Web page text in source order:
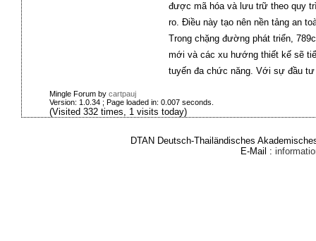
được mã hóa và lưu trữ theo quy
ro. Điều này tạo nên nền tảng an
Trong chặng đường phát triển,
mới và các xu hướng thiết kế sẽ
tuyến đa chức năng. Với sự đầu tư
Mingle Forum by cartpauj
Version: 1.0.34 ; Page loaded in: 0.007 seconds.
(Visited 332 times, 1 visits today)
DTAN Deutsch-Thailändisches
E-Mail :